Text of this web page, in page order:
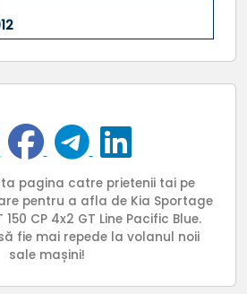
pagina catre prietenii tai pe
pentru a afla de Kia Sportage
150 CP 4x2 GT Line Pacific Blue.
fie mai repede la volanul noii
sale mașini!